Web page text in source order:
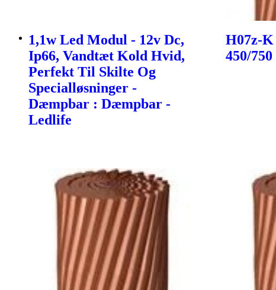
1,1w Led Modul - 12v Dc,
Ip66, Vandtæt Kold Hvid,
Perfekt Til Skilte Og
Specialløsninger -
Dæmpbar : Dæmpbar -
Ledlife
H07z-K
450/